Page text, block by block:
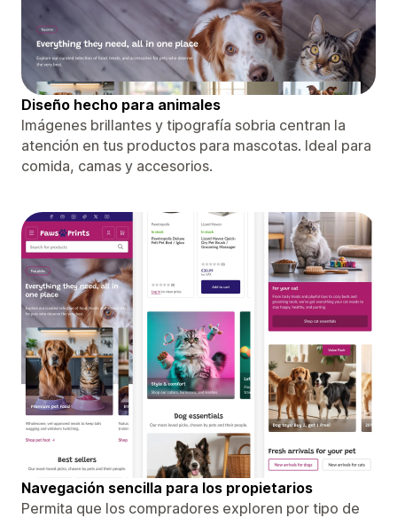
Diseño hecho para animales
Imágenes brillantes y tipografía sobria centran la
atención en tus productos para mascotas. Ideal para
comida, camas y accesorios.
Navegación sencilla para los propietarios
Permita que los compradores exploren por tipo de